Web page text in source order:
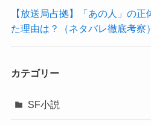
【放送局占拠】「あの人」の
た理由は？（ネタバレ徹底考察）
カテゴリー
SF小説